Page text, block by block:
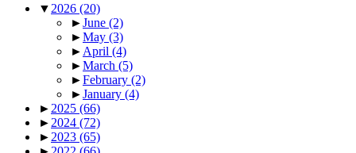
▼ 2026 (20)
►June (2)
►May (3)
► April (4)
►March (5)
►February (2)
►January (4)
► 2025 (66)
► 2024 (72)
► 2023 (65)